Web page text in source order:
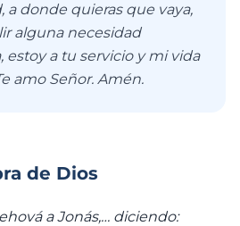
a donde quieras que vaya,
alguna necesidad
a tu servicio y mi vida
amo Señor. Amén.
de Dios
a Jonás,… diciendo: